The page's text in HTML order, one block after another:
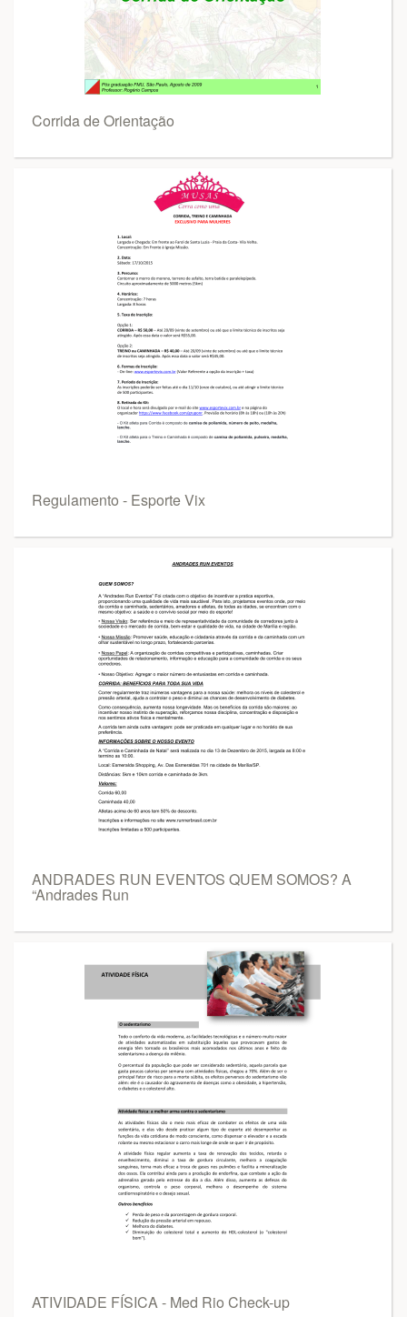
Corrida de Orientação
Regulamento - Esporte Vix
ANDRADES RUN EVENTOS QUEM SOMOS? A
“Andrades Run
ATIVIDADE FÍSICA - Med Rio Check-up